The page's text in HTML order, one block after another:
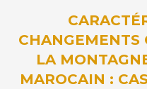
CHANGEMENTS
LA
MAROCAIN :